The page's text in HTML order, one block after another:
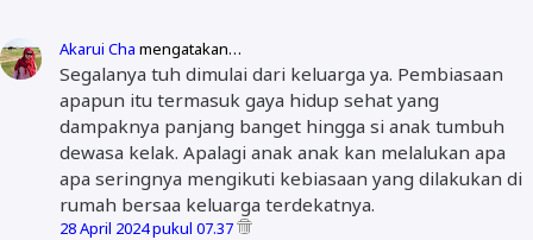
Akarui Cha mengatakan…
Segalanya tuh dimulai dari keluarga ya. Pembiasaan
apapun itu termasuk gaya hidup sehat yang
dampaknya panjang banget hingga si anak tumbuh
dewasa kelak. Apalagi anak anak kan melalukan apa
apa seringnya mengikuti kebiasaan yang dilakukan di
rumah bersaa keluarga terdekatnya.
28 April 2024 pukul 07.37